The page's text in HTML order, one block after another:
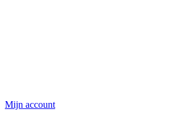
Mijn account